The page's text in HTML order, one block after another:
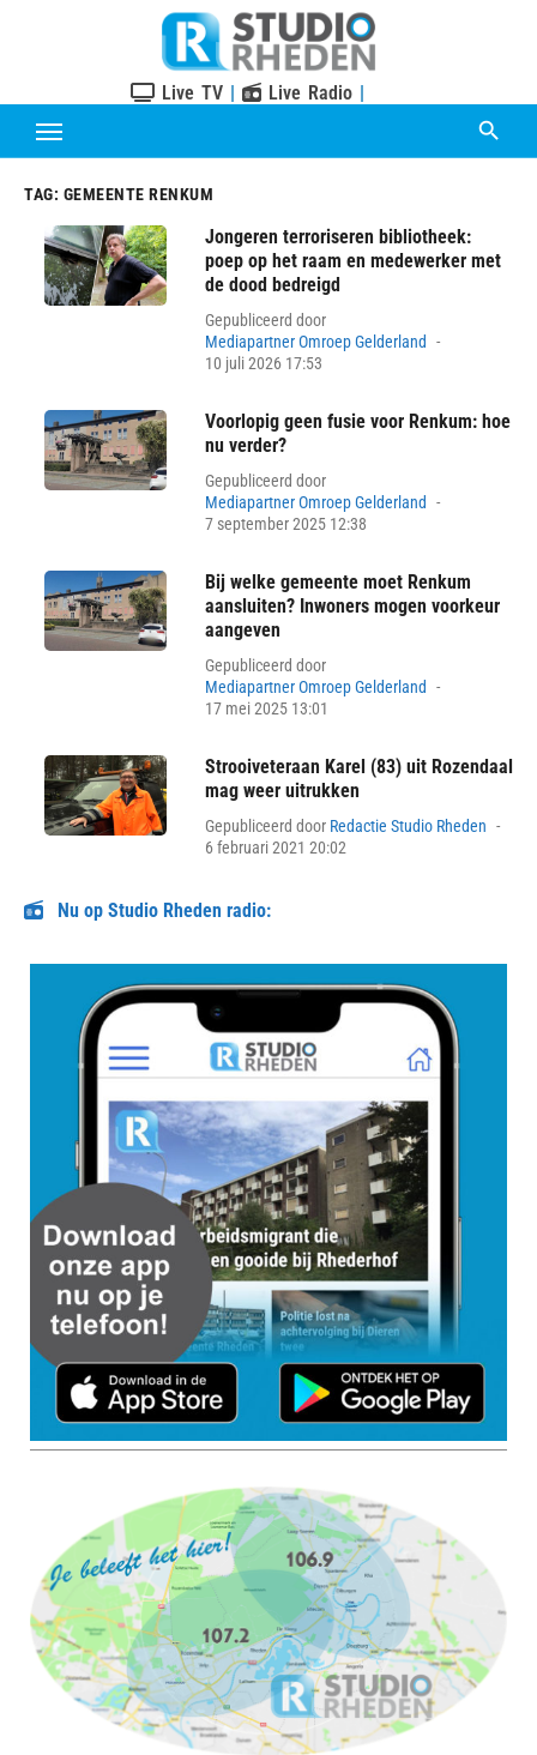
Live TV | Live Radio |
TAG: GEMEENTE RENKUM
Jongeren terroriseren bibliotheek:
poep op het raam en medewerker met
de dood bedreigd
Gepubliceerd door
Mediapartner Omroep Gelderland
10 juli 2026 17:53
Voorlopig geen fusie voor Renkum: hoe
nu verder?
Gepubliceerd door
Mediapartner Omroep Gelderland
7 september 2025 12:38
Bij welke gemeente moet Renkum
aansluiten? Inwoners mogen voorkeur
aangeven
Gepubliceerd door
Mediapartner Omroep Gelderland
17 mei 2025 13:01
Strooiveteraan Karel (83) uit Rozendaal
mag weer uitrukken
Gepubliceerd door Redactie Studio Rheden
6 februari 2021 20:02
Nu op Studio Rheden radio: